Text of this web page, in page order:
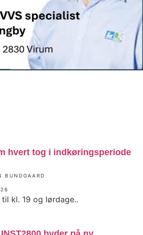
hvert tog i indkøringsperiode
BUNDGAARD
kl. 19 og lørdage..